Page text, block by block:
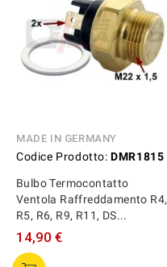
MADE IN GERMANY
Codice Prodotto: DMR1815
Bulbo Termocontatto
Ventola Raffreddamento R4,
R5, R6, R9, R11, DS...
14,90 €